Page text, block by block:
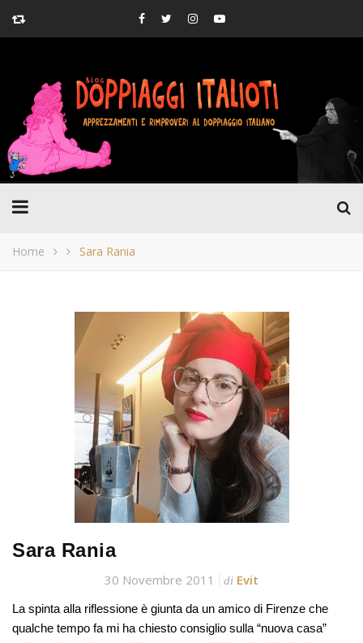
Home Sara Rania
Sara Rania
30 Novembre 2011 di Evit
La spinta alla riflessione è giunta da un amico di Firenze che
qualche tempo fa mi ha chiesto consiglio sulla “nuova casa”